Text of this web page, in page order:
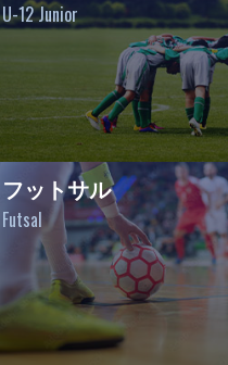
U-12 Junior
フットサル
Futsal